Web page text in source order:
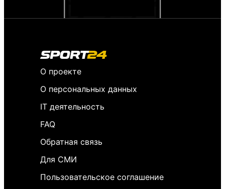
О проекте
О персональных данных
IT деятельность
FAQ
Обратная связь
Для СМИ
Пользовательское соглашение